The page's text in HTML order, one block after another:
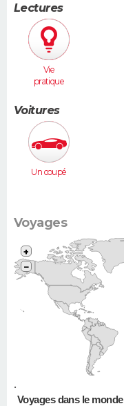
Lectures
Vie
pratique
Voitures
Un coupé
Voyages
•
+
−
Voyages dans le monde